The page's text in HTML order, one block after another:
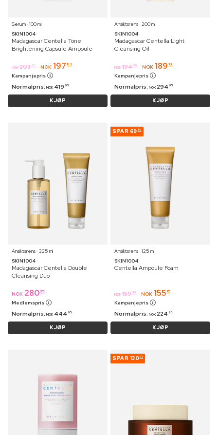
Serum ⋅ 100 ml
SKIN1004
Madagascar Centella Tone
Brightening Capsule Ampoule
NOK 203 95 NOK 197 83
Kampanjepris
Normalpris: NOK 419 95
KJØP
Ansiktsrens ⋅ 200 ml
SKIN1004
Madagascar Centella Light
Cleansing Oil
NOK 194 95 NOK 189 10
Kampanjepris
Normalpris: NOK 294 95
KJØP
Ansiktsrens ⋅ 325 ml
SKIN1004
Madagascar Centella Double
Cleansing Duo
NOK 28095
Medlemspris
Normalpris: NOK 444 95
KJØP
SPAR 69 80
Ansiktsrens ⋅ 125 ml
SKIN1004
Centella Ampoule Foam
NOK 159 95 NOK 155 15
Kampanjepris
Normalpris: NOK 224 95
KJØP
SPAR 13003